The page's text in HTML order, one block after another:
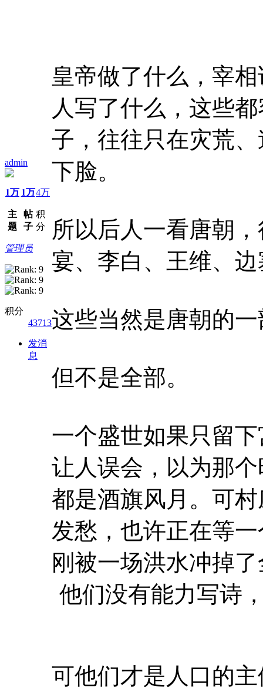
admin
1万
主
题
1万
帖
子
4万
积
分
管理员
积分
43713
发消
息
皇帝做了什么，宰
人写了什么，这些
子，往往只在灾荒
下脸。
所以后人一看唐朝
宴、李白、王维、
这些当然是唐朝的
但不是全部。
一个盛世如果只留
让人误会，以为那
都是酒旗风月。可
发愁，也许正在等
刚被一场洪水冲掉
他们没有能力写诗
可他们才是人口的